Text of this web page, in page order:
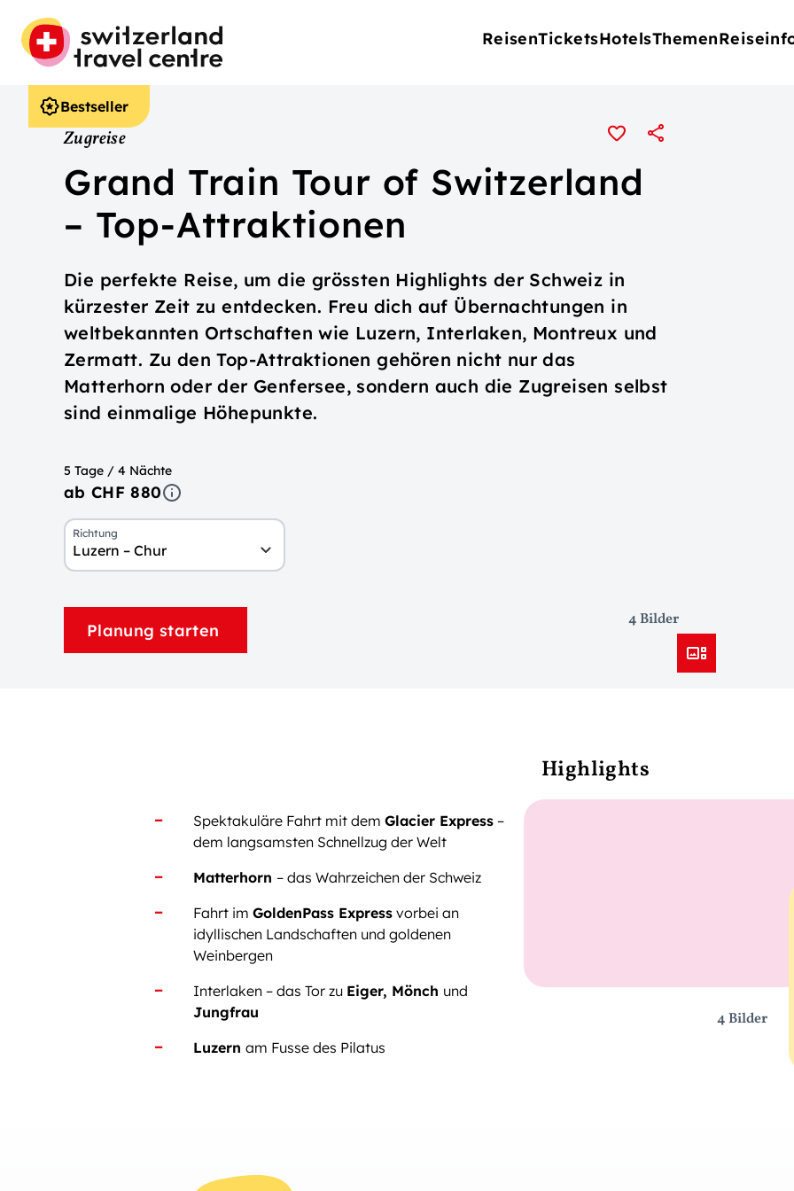
ReisenTicketsHotelsThemen
Bestseller
Zugreise
Grand Train Tour of Switzerland
– Top-Attraktionen
Die perfekte Reise, um die grössten Highlights der Schweiz in
kürzester Zeit zu entdecken. Freu dich auf Übernachtungen in
weltbekannten Ortschaften wie Luzern, Interlaken, Montreux und
Zermatt. Zu den Top-Attraktionen gehören nicht nur das
Matterhorn oder der Genfersee, sondern auch die Zugreisen selbst
sind einmalige Höhepunkte.
5 Tage / 4 Nächte
ab CHF 880
Richtung
Luzern – Chur
Planung starten
4 Bilder
Highlights
Spektakuläre Fahrt mit dem Glacier Express –
dem langsamsten Schnellzug der Welt
Matterhorn – das Wahrzeichen der Schweiz
Fahrt im GoldenPass Express vorbei an
idyllischen Landschaften und goldenen
Weinbergen
Interlaken – das Tor zu Eiger, Mönch und
Jungfrau
Luzern am Fusse des Pilatus
4 Bilder